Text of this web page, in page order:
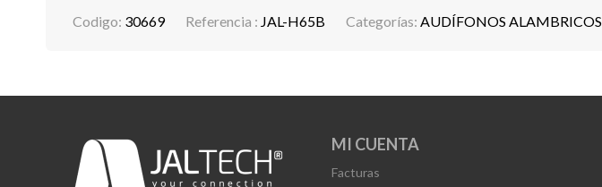
Codigo: 30669 Referencia : JAL-H65B Categorías: AUDÍFONOS ALAMBRICOS
MI CUENTA
Facturas